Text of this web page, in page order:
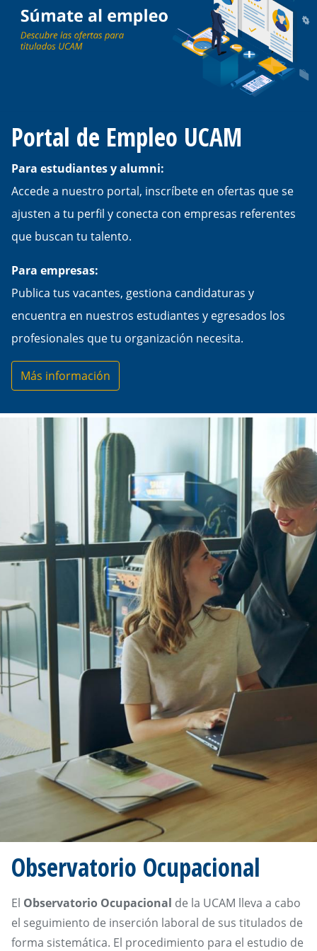
Portal de Empleo UCAM
Para estudiantes y alumni:
Accede a nuestro portal, inscríbete en ofertas que se
ajusten a tu perfil y conecta con empresas referentes
que buscan tu talento.
Para empresas:
Publica tus vacantes, gestiona candidaturas y
encuentra en nuestros estudiantes y egresados los
profesionales que tu organización necesita.
Más información
Observatorio Ocupacional
El Observatorio Ocupacional de la UCAM lleva a cabo
el seguimiento de inserción laboral de sus titulados de
forma sistemática. El procedimiento para el estudio de